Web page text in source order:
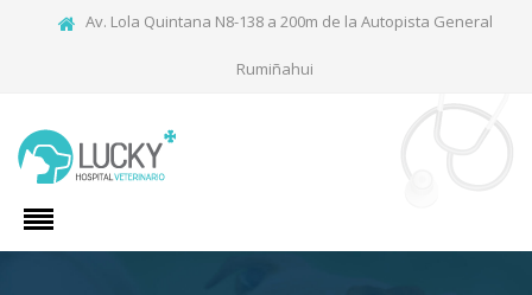
Av. Lola Quintana N8-138 a 200m de la Autopista General
Rumiñahui